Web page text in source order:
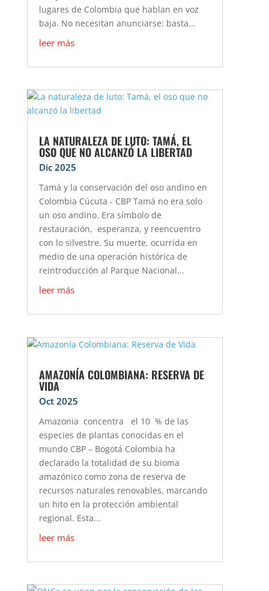
lugares de Colombia que hablan en voz
baja. No necesitan anunciarse: basta...
leer más
LA NATURALEZA DE LUTO: TAMÁ, EL
OSO QUE NO ALCANZÓ LA LIBERTAD
Dic 2025
Tamá y la conservación del oso andino en
Colombia Cúcuta - CBP Tamá no era solo
un oso andino. Era símbolo de
restauración, esperanza, y reencuentro
con lo silvestre. Su muerte, ocurrida en
medio de una operación histórica de
reintroducción al Parque Nacional...
leer más
AMAZONÍA COLOMBIANA: RESERVA DE
VIDA
Oct 2025
Amazonia concentra el 10 % de las
especies de plantas conocidas en el
mundo CBP – Bogotá Colombia ha
declarado la totalidad de su bioma
amazónico como zona de reserva de
recursos naturales renovables, marcando
un hito en la protección ambiental
regional. Esta...
leer más